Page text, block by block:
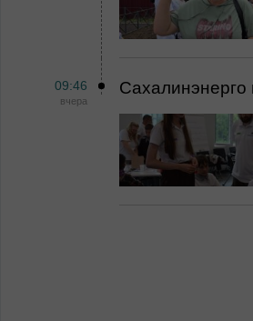
09:46
вчера
Сахалинэнерго